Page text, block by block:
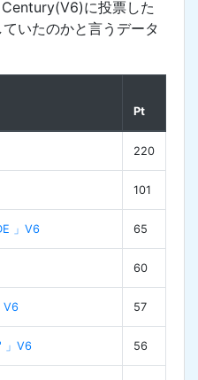
に投票した
いたのかと言うデータ
Pt
220
101
」V6 65
60
V6 57
」V6 56